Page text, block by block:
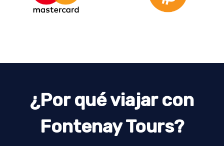
¿Por qué viajar con
Fontenay Tours?